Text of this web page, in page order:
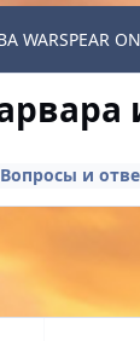
Вопросы и